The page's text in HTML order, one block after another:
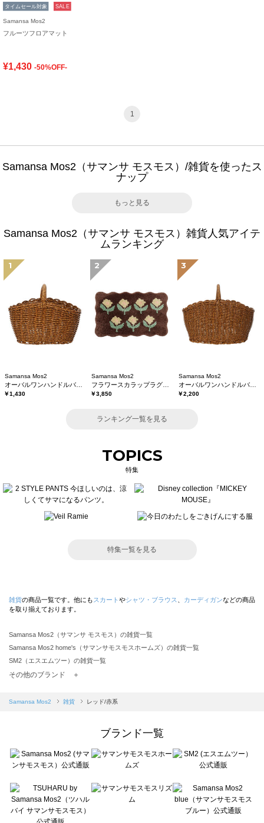
タイムセール対象 SALE
Samansa Mos2
フルーツフロアマット
¥1,430 -50%OFF-
1
Samansa Mos2（サマンサ モスモス）/雑貨を使ったス
ナップ
もっと見る
Samansa Mos2（サマンサ モスモス）雑貨人気アイテ
ムランキング
1
Samansa Mos2
￥1,430
2
Samansa Mos2
￥3,850
3
Samansa Mos2
オーバルワンハンドルバスケットL
￥2,200
ランキング一覧を見る
TOPICS
特集
特集一覧を見る
雑貨の商品一覧です。他にも スカート やシャツ・ブラウス カーディガンなどの商品
を取り揃えております。
Samansa Mos2（サマンサ モスモス）の雑貨一覧
Samansa Mos2 home's（サマンサモスモスホームズ）の雑貨一覧
SM2（エスエムツー）の雑貨一覧
TSUHARU by Samansa Mos2（ツハルバイサマンサモスモス）の雑貨一覧
Samansa Mos2 blue（サマンサモスモス ブルー）の雑貨一覧
sō4ū（ソウフォーユー）の雑貨一覧
Te chichi（テチチ）の雑貨一覧
Te chichi CLASSIC（テチチ クラシック）の雑貨一覧
Lugnoncure（ルノンキュール）の雑貨一覧
BETTY'S BLUE（べティーズブルー）の雑貨一覧
Wpc.（ワールドパーティー）の雑貨一覧
その他のブランド ＋
Samansa Mos2 雑貨 レッド/赤系
ブランド一覧